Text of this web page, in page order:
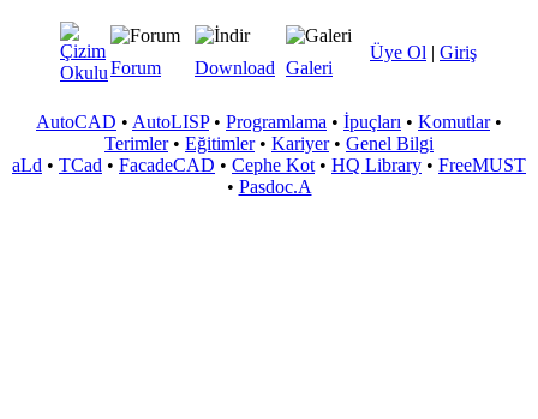
Üye Ol | Giriş
Forum Download Galeri
AutoCAD • AutoLISP• Programlama • İpuçları • Komutlar•
Terimler• Eğitimler• Kariyer• Genel Bilgi
aLd • TCad • FacadeCAD • Cephe Kot • HQ Library • FreeMUST
• Pasdoc.A